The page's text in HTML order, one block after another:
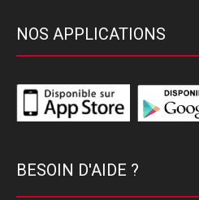
NOS APPLICATIONS
BESOIN D'AIDE ?